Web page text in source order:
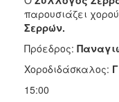
παρουσιάζει
Σερρών.
Πρόεδρος:
Χοροδιδάσκαλος:
15:00